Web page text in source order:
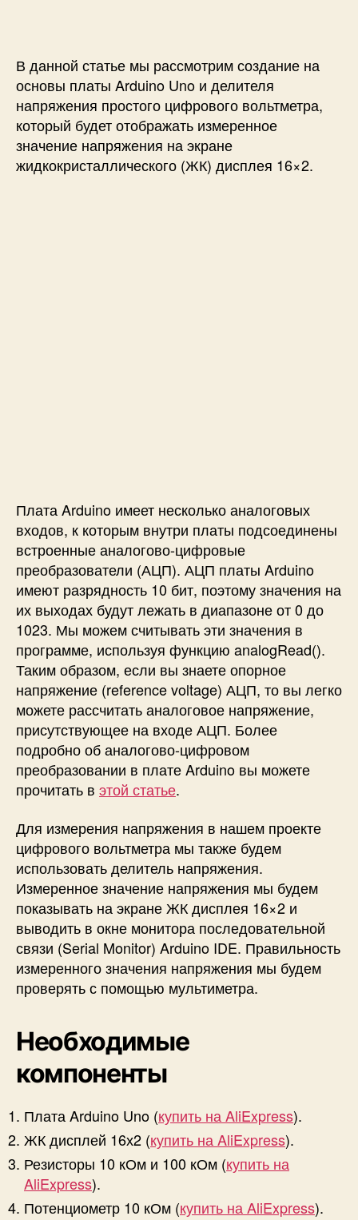
т
о
в
о
ь
В данной статье мы рассмотрим создание на
основы платы Arduino Uno и делителя
напряжения простого цифрового вольтметра,
который будет отображать измеренное
значение напряжения на экране
жидкокристаллического (ЖК) дисплея 16×2.
Плата Arduino имеет несколько аналоговых
входов, к которым внутри платы подсоединены
встроенные аналогово-цифровые
преобразователи (АЦП). АЦП платы Arduino
имеют разрядность 10 бит, поэтому значения на
их выходах будут лежать в диапазоне от 0 до
1023. Мы можем считывать эти значения в
программе, используя функцию analogRead().
Таким образом, если вы знаете опорное
напряжение (reference voltage) АЦП, то вы легко
можете рассчитать аналоговое напряжение,
присутствующее на входе АЦП. Более
подробно об аналогово-цифровом
преобразовании в плате Arduino вы можете
прочитать в этой статье.
Для измерения напряжения в нашем проекте
цифрового вольтметра мы также будем
использовать делитель напряжения.
Измеренное значение напряжения мы будем
показывать на экране ЖК дисплея 16×2 и
выводить в окне монитора последовательной
связи (Serial Monitor) Arduino IDE. Правильность
измеренного значения напряжения мы будем
проверять с помощью мультиметра.
Необходимые
компоненты
Плата Arduino Uno (купить на AliExpress).
ЖК дисплей 16х2 (купить на AliExpress).
Резисторы 10 кОм и 100 кОм (купить на
AliExpress).
Потенциометр 10 кОм (купить на AliExpress).